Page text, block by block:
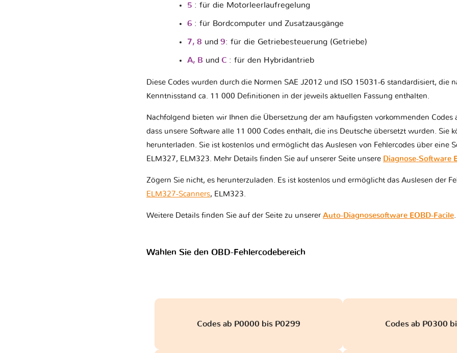
5 : für die Motorleerlaufregelung
6 : für Bordcomputer und Zusatzausgänge
7, 8 und 9: für die Getriebesteuerung (Getriebe)
A, B und C : für den Hybridantrieb
Diese Codes wurden durch die Normen SAE J2012 und ISO 15031-6 standardisiert, die
Kenntnisstand ca. 11 000 Definitionen in der jeweils aktuellen Fassung enthalten.
Nachfolgend bieten wir Ihnen die Übersetzung der am häufigsten vorkommenden Codes
dass unsere Software alle 11 000 Codes enthält, die ins Deutsche übersetzt wurden. Sie
herunterladen. Sie ist kostenlos und ermöglicht das Auslesen von Fehlercodes über eine
ELM327, ELM323. Mehr Details finden Sie auf unserer Seite unsere Diagnose-Software
Zögern Sie nicht, es herunterzuladen. Es ist kostenlos und ermöglicht das Auslesen der
ELM327-Scanners, ELM323.
Weitere Details finden Sie auf der Seite zu unserer Auto-Diagnosesoftware EOBD-Facile
Wählen Sie den OBD-Fehlercodebereich
Codes ab P0000 bis P0299 Codes ab P0300